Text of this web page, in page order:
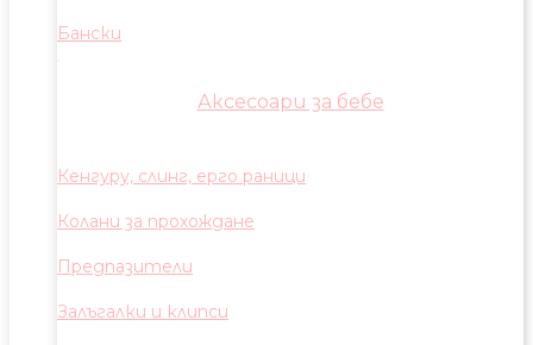
Бански
Аксесоари за бебе
Кенгуру, слинг, ерго раници
Колани за прохождане
Предпазители
Залъгалки и клипси